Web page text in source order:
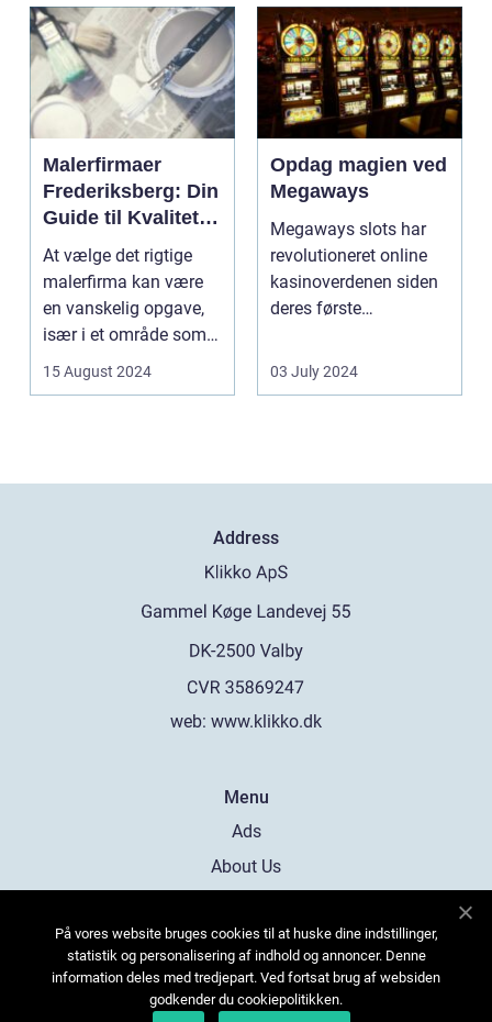
Malerfirmaer
Frederiksberg: Din
Guide til Kvalitet
og Service
At vælge det rigtige
malerfirma kan være
en vanskelig opgave,
især i et område som
Frederiksberg, hv...
15 August 2024
Opdag magien ved
Megaways
Megaways slots har
revolutioneret online
kasinoverdenen siden
deres første
spillea...
03 July 2024
Address
web: www.klikko.dk
Menu
Ads
About Us
Contact
Sitemap
På vores website bruges cookies til at huske dine indstillinger,
statistik og personalisering af indhold og annoncer. Denne
information deles med tredjepart. Ved fortsat brug af websiden
godkender du cookiepolitikken.